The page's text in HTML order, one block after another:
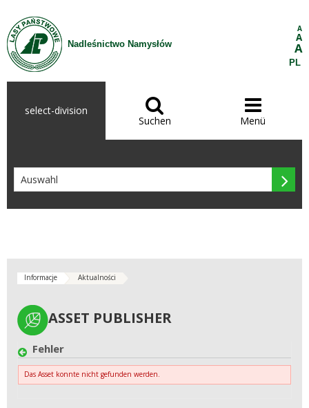
Zum Inhalt wechseln
Nadleśnictwo Namysłów
A
A
A
PL
select-division 
Suchen

Menü

Informacje Aktualności
ASSET PUBLISHER
ASSET PUBLISHER
Fehler
Das Asset konnte nicht gefunden werden.